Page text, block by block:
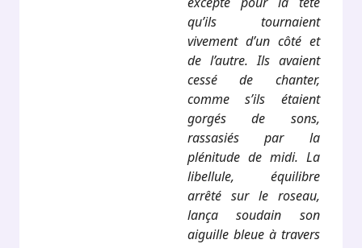
qu’ils tournaient
vivement d’un côté et
de l’autre. Ils avaient
cessé de chanter,
comme s’ils étaient
gorgés de sons,
rassasiés par la
plénitude de midi. La
libellule, équilibre
arrêté sur le roseau,
lança soudain son
aiguille bleue à travers